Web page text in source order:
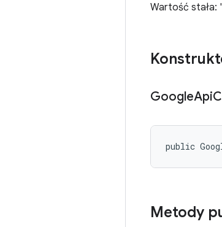
Wartość
GoogleApi
public
Metody